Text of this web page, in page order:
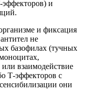
и
и фиксация
не
базофилах (тучных
взаимодействие
Т-эффекторов с
они